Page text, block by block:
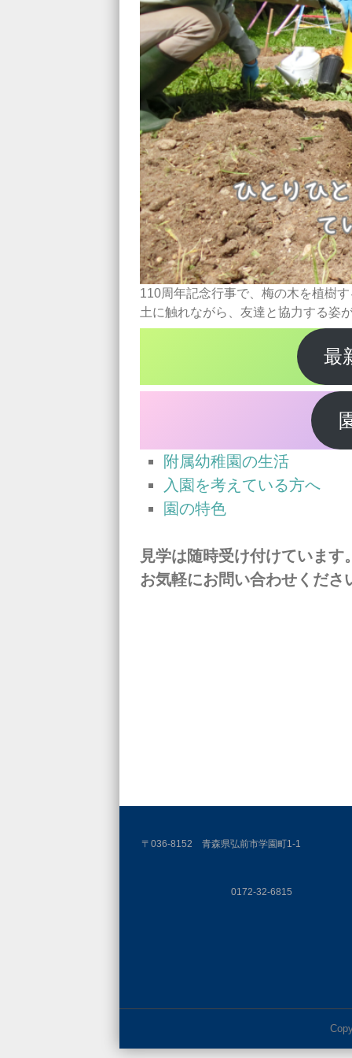
110周年記念行事で、梅の木を植樹
土に触れながら、友達と協力する姿
最
附属幼稚園の生活
入園を考えている方へ
園の特色
見学は随時受け付けています
お気軽にお問い合わせくださ
〒036-8152 青森県弘前市学園町1-1
0172-32-6815